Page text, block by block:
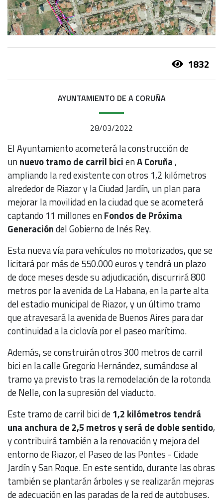
1832
AYUNTAMIENTO DE A CORUÑA
28/03/2022
El Ayuntamiento acometerá la construcción de
unnuevo tramo de carril bicienA Coruña,
ampliando la red existente con otros 1,2 kilómetros
alrededor de Riazor y la Ciudad Jardín, un plan para
mejorar la movilidad en la ciudad que se acometerá
captando 11 millones enFondos de Próxima
Generacióndel Gobierno de Inés Rey.
Esta nueva vía para vehículos no motorizados, que se
licitará por más de 550.000 euros y tendrá un plazo
de doce meses desde su adjudicación, discurrirá 800
metros por la avenida de La Habana, en la parte alta
del estadio municipal de Riazor, y un último tramo
que atravesará la avenida de Buenos Aires para dar
continuidad a la ciclovía por el paseo marítimo.
Además, se construirán otros 300 metros de carril
bici en la calle Gregorio Hernández, sumándose al
tramo ya previsto tras la remodelación de la rotonda
de Nelle, con la supresión del viaducto.
Este tramo de carril bici de1,2 kilómetros tendrá
una anchura de 2,5 metros y será de doble sentido,
y contribuirá también a la renovación y mejora del
entorno de Riazor, el Paseo de las Pontes - Cidade
Jardín y San Roque. En este sentido, durante las obras
también se plantarán árboles y se realizarán mejoras
de adecuación en las paradas de la red de autobuses.